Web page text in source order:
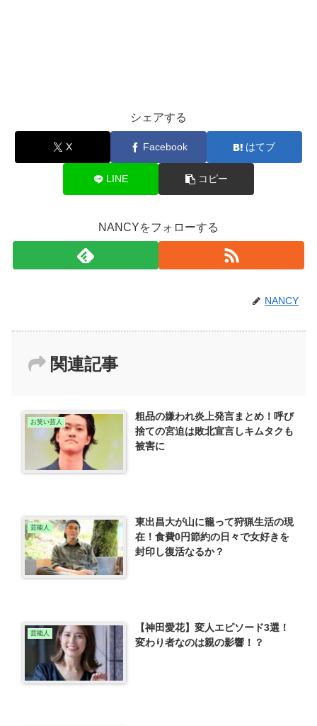
シェアする
X Facebook はてブ
LINE コピー
NANCYをフォローする
NANCY
関連記事
お笑い芸人
粗品の嫌われ炎上発言まとめ！呼び
捨ての宮迫は敗北宣言しキムタクも
被害に
芸能人
東出昌大が山に籠って狩猟生活の現
在！食費0円節約の日々で女好きを
封印し復活なるか？
芸能人
【神田愛花】変人エピソード3選！
変わり者なのは親の影響！？